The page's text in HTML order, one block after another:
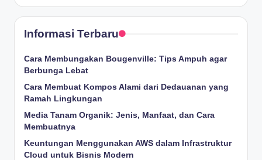
Informasi Terbaru
Cara Membungakan Bougenville: Tips Ampuh agar
Berbunga Lebat
Cara Membuat Kompos Alami dari Dedauanan yang
Ramah Lingkungan
Media Tanam Organik: Jenis, Manfaat, dan Cara
Membuatnya
Keuntungan Menggunakan AWS dalam Infrastruktur
Cloud untuk Bisnis Modern